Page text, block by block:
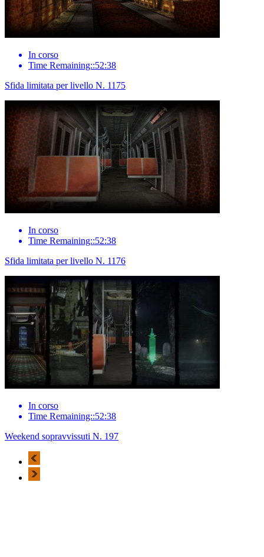
In corso
Time Remaining::52:38
Sfida limitata per livello N. 1175
In corso
Time Remaining::52:38
Sfida limitata per livello N. 1176
In corso
Time Remaining::52:38
Weekend sopravvissuti N. 197